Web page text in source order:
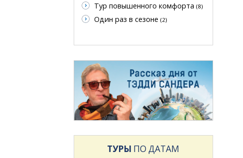
Тур повышенного комфорта (8)
Один раз в сезоне (2)
ТУРЫ ПО ДАТАМ